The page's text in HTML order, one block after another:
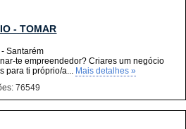
- TOMAR
- Santarém
te empreendedor? Criares um negócio
para ti próprio/a... Mais detalhes »
76549